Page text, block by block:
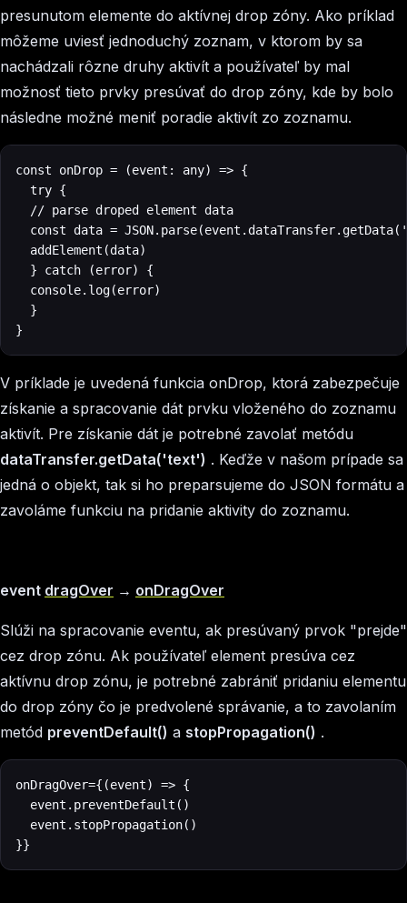
presunutom elemente do aktívnej drop zóny. Ako príklad
môžeme uviesť jednoduchý zoznam, v ktorom by sa
nachádzali rôzne druhy aktivít a používateľ by mal
možnosť tieto prvky presúvať do drop zóny, kde by bolo
následne možné meniť poradie aktivít zo zoznamu.
const onDrop = (event: any) => {
  try {
  } catch (error) {
  }
}
V príklade je uvedená funkcia onDrop, ktorá zabezpečuje
získanie a spracovanie dát prvku vloženého do zoznamu
aktivít. Pre získanie dát je potrebné zavolať metódu
dataTransfer.getData('text') . Keďže v našom prípade sa
jedná o objekt, tak si ho preparsujeme do JSON formátu a
zavoláme funkciu na pridanie aktivity do zoznamu.
event dragOver → onDragOver
Slúži na spracovanie eventu, ak presúvaný prvok "prejde"
cez drop zónu. Ak používateľ element presúva cez
aktívnu drop zónu, je potrebné zabrániť pridaniu elementu
do drop zóny čo je predvolené správanie, a to zavolaním
metód preventDefault() a stopPropagation() .
onDragOver={(event) => {
  event.preventDefault()
  event.stopPropagation()
}}